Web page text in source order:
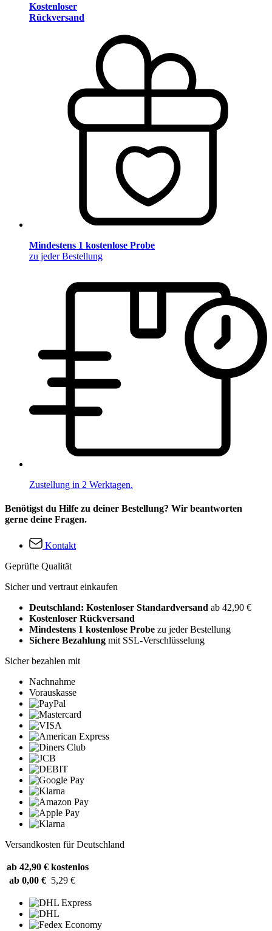
Kostenloser
Rückversand
Mindestens 1 kostenlose Probe
zu jeder Bestellung
Zustellung in 2 Werktagen.
Benötigst du Hilfe zu deiner Bestellung? Wir beantworten
gerne deine Fragen.
Kontakt
Geprüfte Qualität
Sicher und vertraut einkaufen
Deutschland: Kostenloser Standardversand ab 42,90 €
Kostenloser Rückversand
Mindestens 1 kostenlose Probe zu jeder Bestellung
Sichere Bezahlung mit SSL-Verschlüsselung
Sicher bezahlen mit
Nachnahme
Vorauskasse
Versandkosten für Deutschland
ab 42,90 € kostenlos
ab 0,00 € 5,29 €